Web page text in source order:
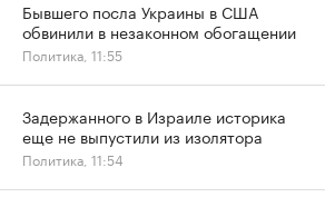
Бывшего посла Украины в США
обвинили в незаконном обогащении
Политика, 11:55
Задержанного в Израиле историка
еще не выпустили из изолятора
Политика, 11:54